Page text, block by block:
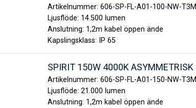
Artikelnummer: 606-SP-FL-A01-100-NW-T3M
Ljusflöde: 14.500 lumen
Anslutning: 1,2m kabel öppen ände
Kapslingsklass:
IP 65
SPIRIT 150W 4000K ASYMMETRISK
Artikelnummer: 606-SP-FL-A01-150-NW-T3M
Ljusflöde: 21.000 lumen
Anslutning: 1,2m kabel öppen ände